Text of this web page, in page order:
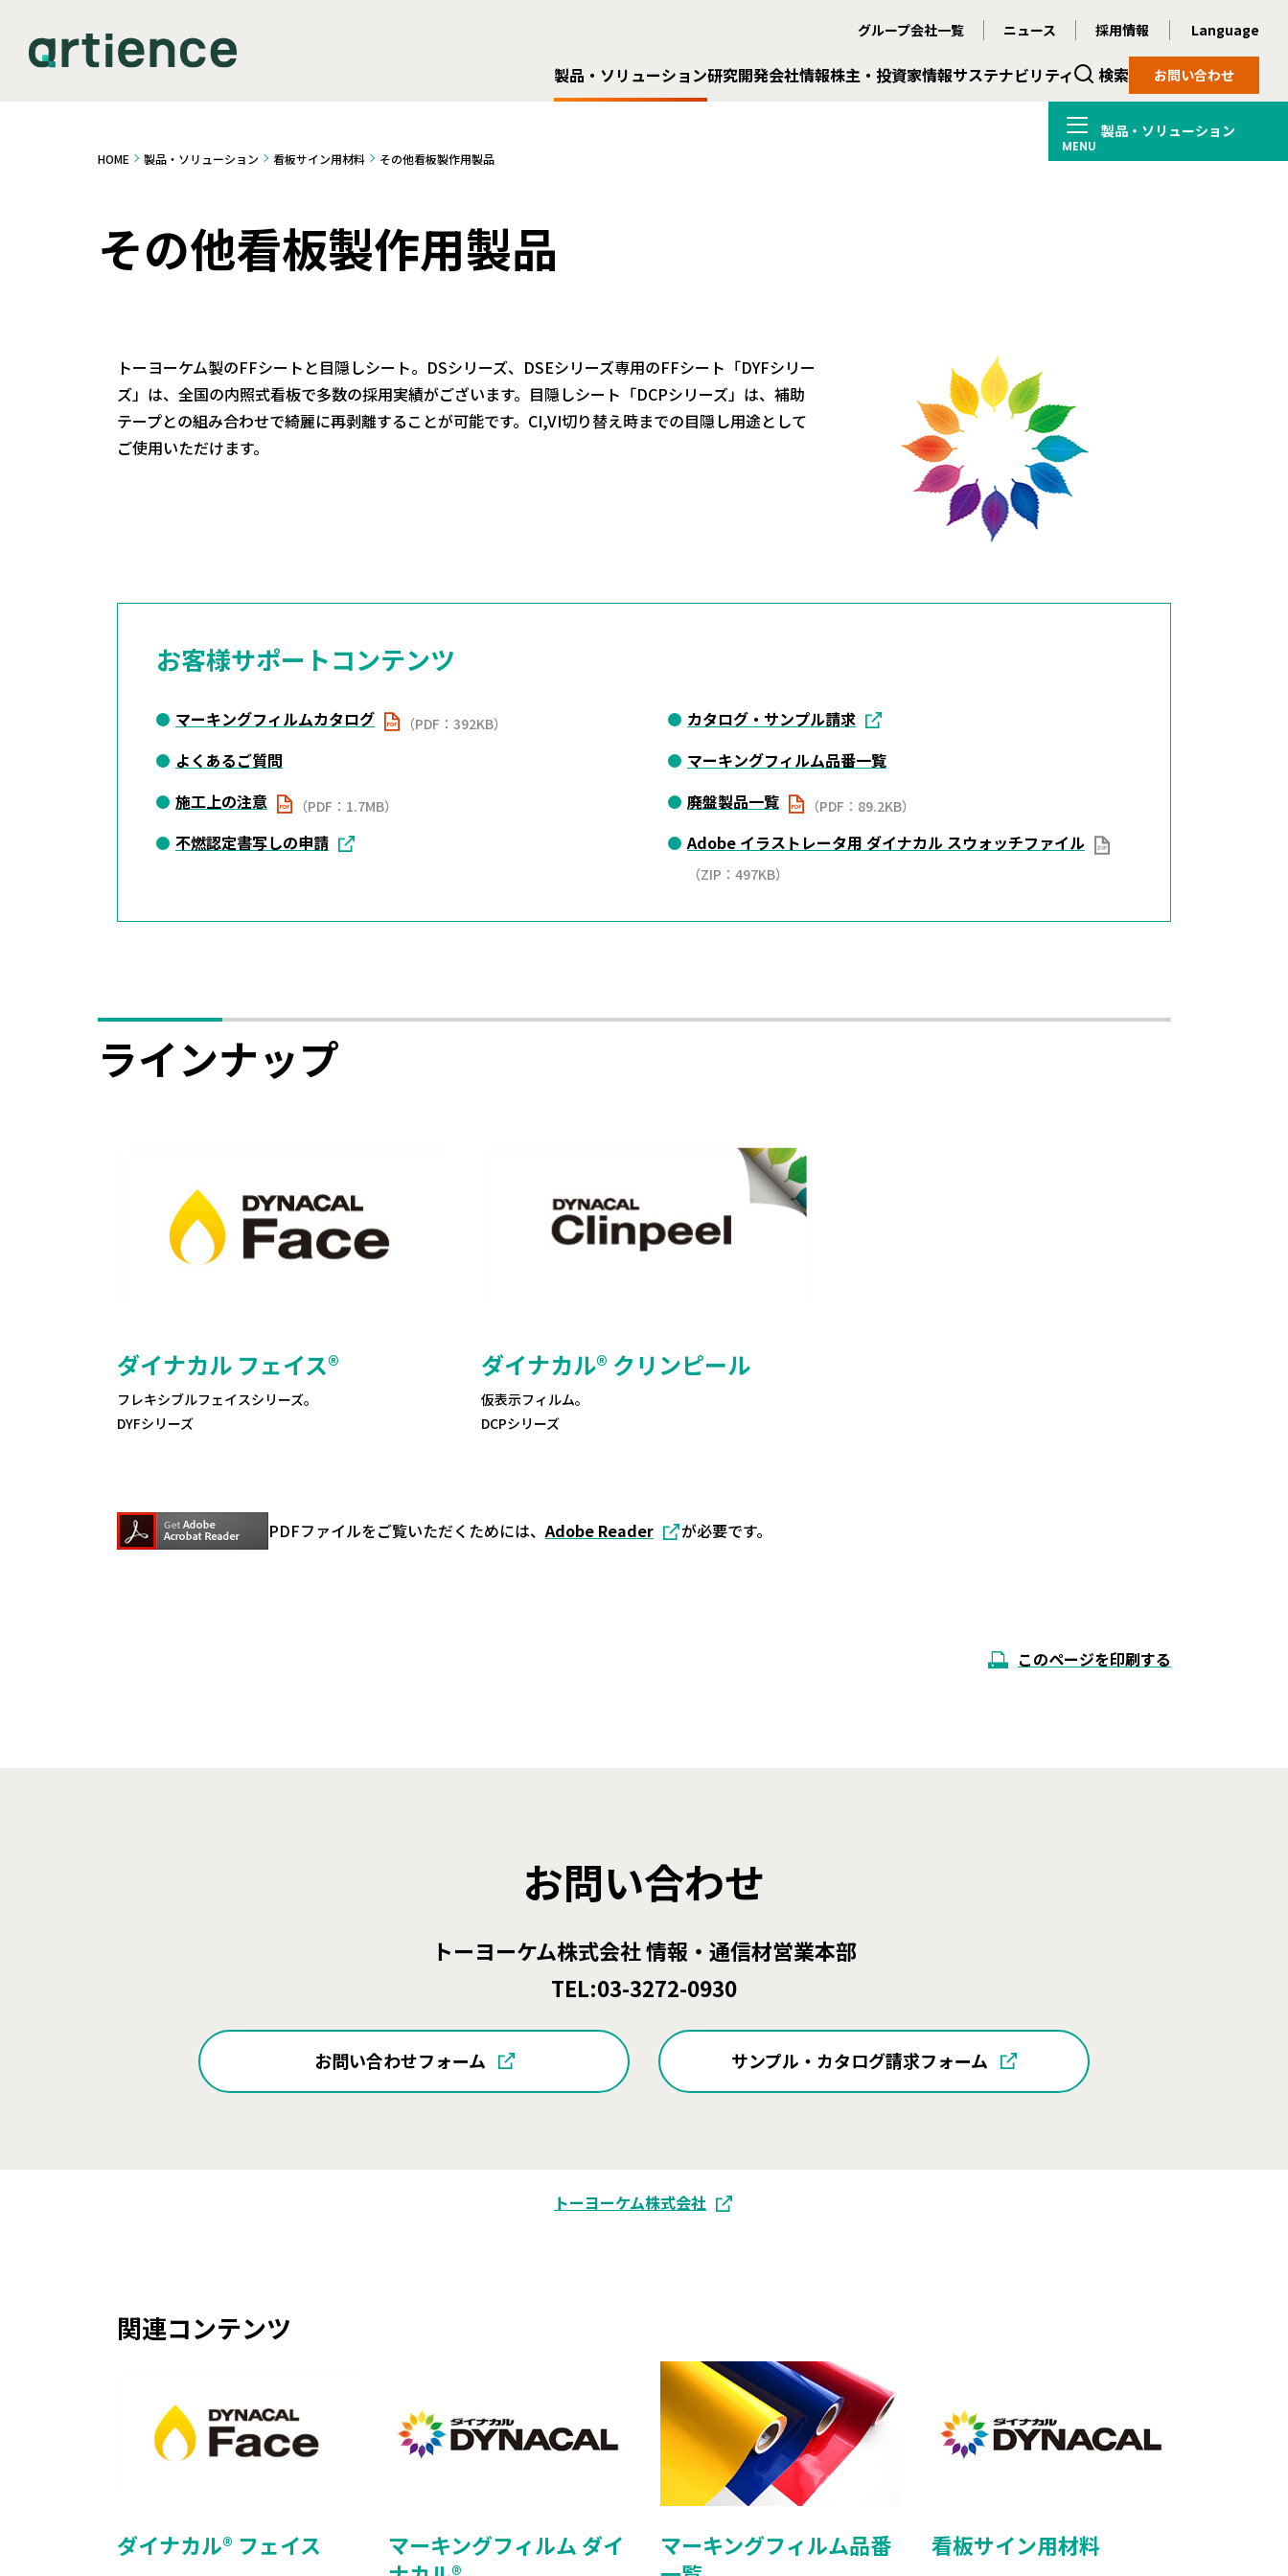
グループ会社一覧 ニュース 採用情報 Language
製品・ソリューション研究開発会社情報株主・投資家情報サステナビリティ 検索 お問い合わせ
製品・ソリューション
HOME 製品・ソリューション 看板サイン用材料 その他看板製作用製品
その他看板製作用製品
トーヨーケム製のFFシートと目隠しシート。DSシリーズ、DSEシリーズ専用のFFシート「DYFシリー
ズ」は、全国の内照式看板で多数の採用実績がございます。目隠しシート「DCPシリーズ」は、補助
テープとの組み合わせで綺麗に再剥離することが可能です。CI,VI切り替え時までの目隠し用途として
ご使用いただけます。
お客様サポートコンテンツ
マーキングフィルムカタログ （PDF：392KB）
よくあるご質問
施工上の注意
（PDF：1.7MB）
不燃認定書写しの申請
カタログ・サンプル請求
マーキングフィルム品番一覧
廃盤製品一覧
（PDF：89.2KB）
Adobe イラストレータ用 ダイナカル スウォッチファイル
（ZIP：497KB）
ラインナップ
ダイナカル フェイス®
フレキシブルフェイスシリーズ。
DYFシリーズ
ダイナカル® クリンピール
仮表示フィルム。
DCPシリーズ
PDFファイルをご覧いただくためには、Adobe Reader が必要です。
このページを印刷する
お問い合わせ
トーヨーケム株式会社 情報・通信材営業本部
TEL:03-3272-0930
お問い合わせフォーム サンプル・カタログ請求フォーム
トーヨーケム株式会社
関連コンテンツ
ダイナカル® フェイス
マーキングフィルム ダイ
マーキングフィルム品番
看板サイン用材料